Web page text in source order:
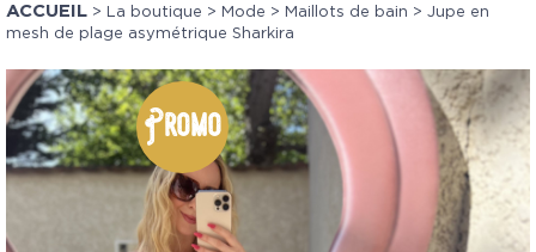
ACCUEIL > La boutique > Mode > Maillots de bain > Jupe en
mesh de plage asymétrique Sharkira
Promo